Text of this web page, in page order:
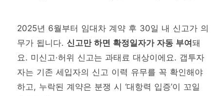
2025년 6월부터 임대차 계약 후 30일 내 신고가 의
무가 됩니다. 신고만 하면 확정일자가 자동 부여 돼
요. 미신고·허위 신고는 과태료 대상이에요. 갭투자
자는 기존 세입자의 신고 이력 유무를 꼭 확인해야
하고, 누락된 계약은 분쟁 시 ‘대항력 입증’이 꼬일